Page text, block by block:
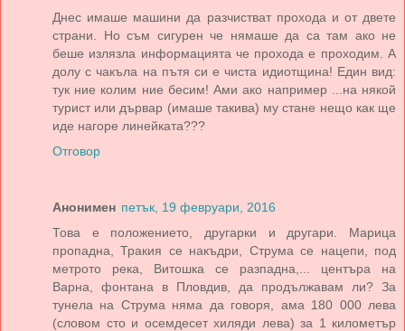
Днес имаше машини да разчистват прохода и от двете
страни. Но съм сигурен че нямаше да са там ако не
беше излязла информацията че прохода е проходим. А
долу с чакъла на пътя си е чиста идиотщина! Един вид:
тук ние колим ние бесим! Ами ако например ...на някой
турист или дървар (имаше такива) му стане нещо как ще
иде нагоре линейката???
Отговор
Анонимен петък, 19 февруари, 2016
Това е положението, другарки и другари. Марица
пропадна, Тракия се накъдри, Струма се нацепи, под
метрото река, Витошка се разпадна,... центъра на
Варна, фонтана в Пловдив, да продължавам ли? За
тунела на Струма няма да говоря, ама 180 000 лева
(словом сто и осемдесет хиляди лева) за 1 километър